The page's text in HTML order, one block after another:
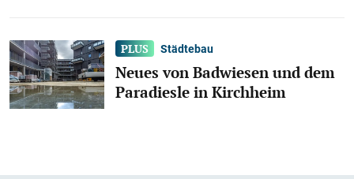
Städtebau
Neues von Badwiesen und dem
Paradiesle in Kirchheim